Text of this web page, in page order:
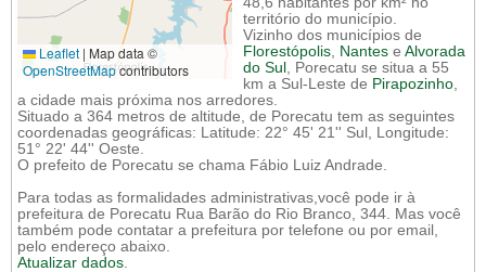
Leaflet | Map data ©
OpenStreetMapcontributors
território do município.
Vizinho dos municípios de
Florestópolis, Nantes e Alvorada
do Sul , Porecatu se situa a 55
km a Sul-Leste de Pirapozinho,
a cidade mais próxima nos arredores.
Situado a 364 metros de altitude, de Porecatu tem as seguintes
coordenadas geográficas: Latitude: 22° 45' 21'' Sul, Longitude:
51° 22' 44'' Oeste.
O prefeito de Porecatu se chama Fábio Luiz Andrade.
Para todas as formalidades administrativas,você pode ir à
prefeitura de Porecatu Rua Barão do Rio Branco, 344. Mas você
também pode contatar a prefeitura por telefone ou por email,
pelo endereço abaixo.
Atualizar dados.